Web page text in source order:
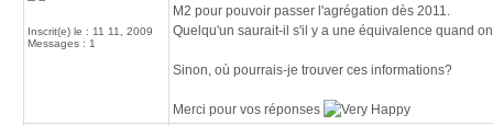
Inscrit(e) le : 11 11, 2009
Messages : 1
M2 pour pouvoir passer l'agrégation dès 2011.
Quelqu'un saurait-il s'il y a une équivalence quand
Sinon, où pourrais-je trouver ces informations?
Merci pour vos réponses